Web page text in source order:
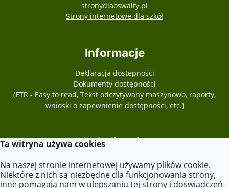
stronydlaoswaity.pl
Strony internetowe dla szkółotwiera się w
Informacje
Deklaracja dostepności
Dokumenty dostępności
(ETR - Easy to read, Tekst odczytywany maszynowo, raporty,
wnioski o zapewnienie dostępności, etc.)
Lokalizacja
ul. Kościelna 2,
62-604 Kościelec
Ta witryna używa cookies
Na naszej stronie internetowej używamy plików cookie.
Niektóre z nich są niezbędne dla funkcjonowania strony,
inne pomagają nam w ulepszaniu tej strony i doświadczeń